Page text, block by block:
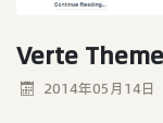
Verte
2014年05月14日